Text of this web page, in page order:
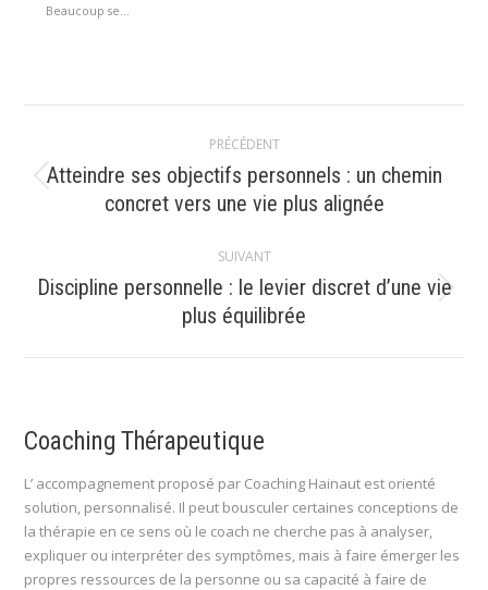
Beaucoup se...
article
PRÉCÉDENT
Article
précédent
Atteindre ses objectifs personnels : un chemin
concret vers une vie plus alignée
SUIVANT
Article
suivant
Discipline personnelle : le levier discret d’une vie
plus équilibrée
Coaching Thérapeutique
L’ accompagnement proposé par Coaching Hainaut est orienté
solution, personnalisé. Il peut bousculer certaines conceptions de
la thérapie en ce sens où le coach ne cherche pas à analyser,
expliquer ou interpréter des symptômes, mais à faire émerger les
propres ressources de la personne ou sa capacité à faire de